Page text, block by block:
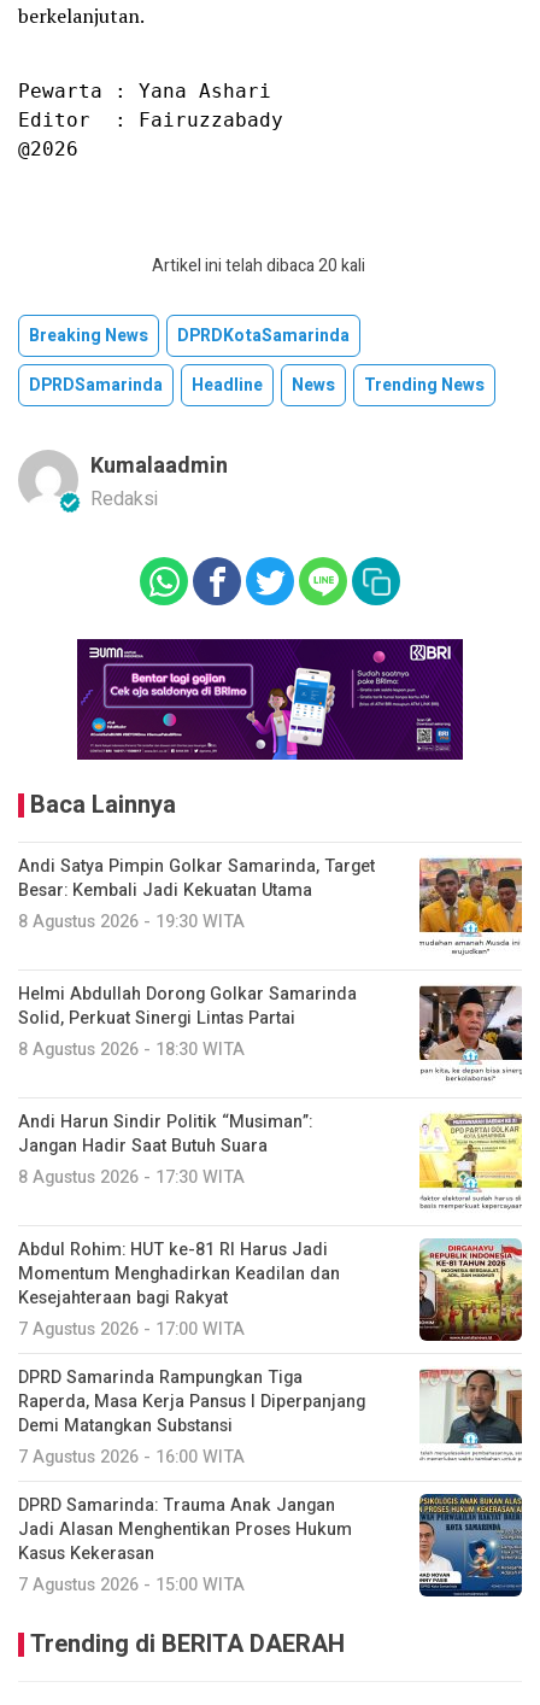
berkelanjutan.
Pewarta : Yana Ashari
Editor  : Fairuzzabady
@2026
Artikel ini telah dibaca 20 kali
Breaking News
DPRDKotaSamarinda
DPRDSamarinda
Headline News Trending News
Kumalaadmin
Redaksi
Baca Lainnya
Andi Satya Pimpin Golkar Samarinda, Target
Besar: Kembali Jadi Kekuatan Utama
8 Agustus 2026 - 19:30 WITA
Helmi Abdullah Dorong Golkar Samarinda
Solid, Perkuat Sinergi Lintas Partai
8 Agustus 2026 - 18:30 WITA
Andi Harun Sindir Politik “Musiman”:
Jangan Hadir Saat Butuh Suara
8 Agustus 2026 - 17:30 WITA
Abdul Rohim: HUT ke-81 RI Harus Jadi
Momentum Menghadirkan Keadilan dan
Kesejahteraan bagi Rakyat
7 Agustus 2026 - 17:00 WITA
DPRD Samarinda Rampungkan Tiga
Raperda, Masa Kerja Pansus I Diperpanjang
Demi Matangkan Substansi
7 Agustus 2026 - 16:00 WITA
DPRD Samarinda: Trauma Anak Jangan
Jadi Alasan Menghentikan Proses Hukum
Kasus Kekerasan
7 Agustus 2026 - 15:00 WITA
Trending di BERITA DAERAH